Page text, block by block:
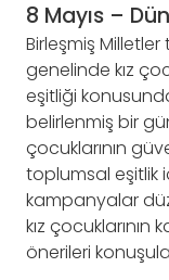
8 Mayıs –
Birleşmiş
genelinde kız
eşitliği
belirlenmiş bir
çocuklarının
toplumsal eşitlik
kampanyalar
kız çocuklarının
önerileri